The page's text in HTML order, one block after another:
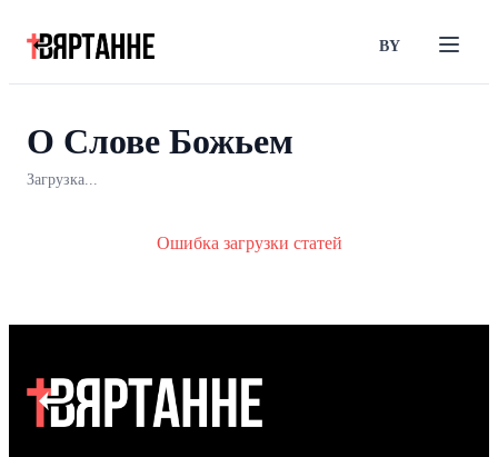
BY
О Слове Божьем
Загрузка...
Ошибка загрузки статей